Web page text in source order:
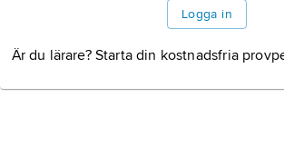
Logga in
Är du lärare? Starta din kostnadsfria